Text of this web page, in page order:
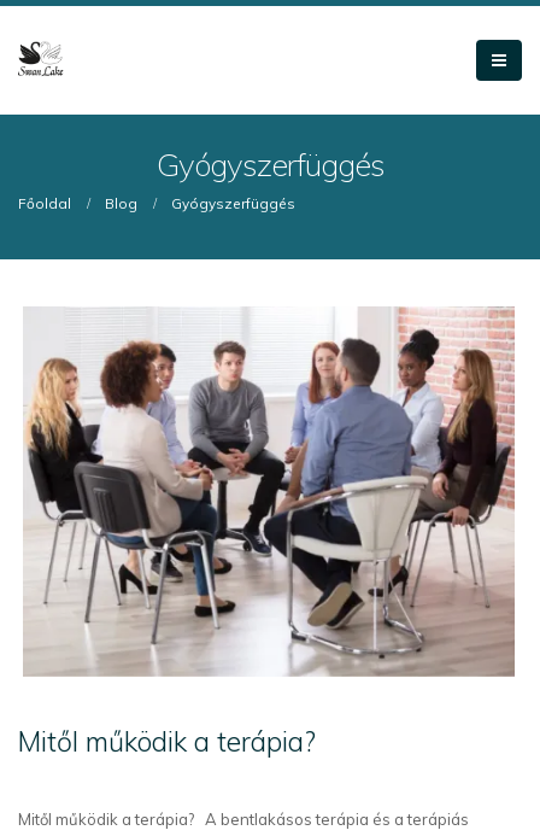
Gyógyszerfüggés
Főoldal Blog Gyógyszerfüggés
Mitől működik a terápia?
Mitől működik a terápia? A bentlakásos terápia és a terápiás